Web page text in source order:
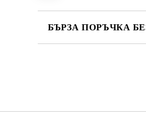
БЪРЗА ПОРЪЧКА